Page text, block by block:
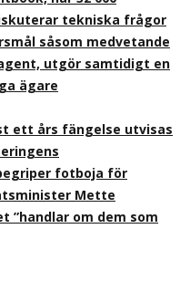
tekniska frågor
såsom medvetande
utgör samtidigt en
ägare
ett års fängelse utvisas
fotboja för
Mette
”handlar om dem som